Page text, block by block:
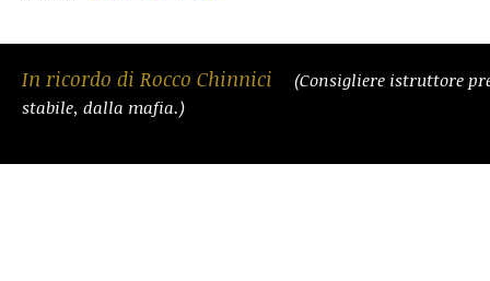
In ricordo di Rocco Chinnici
(Consigliere istruttore
stabile, dalla mafia.)